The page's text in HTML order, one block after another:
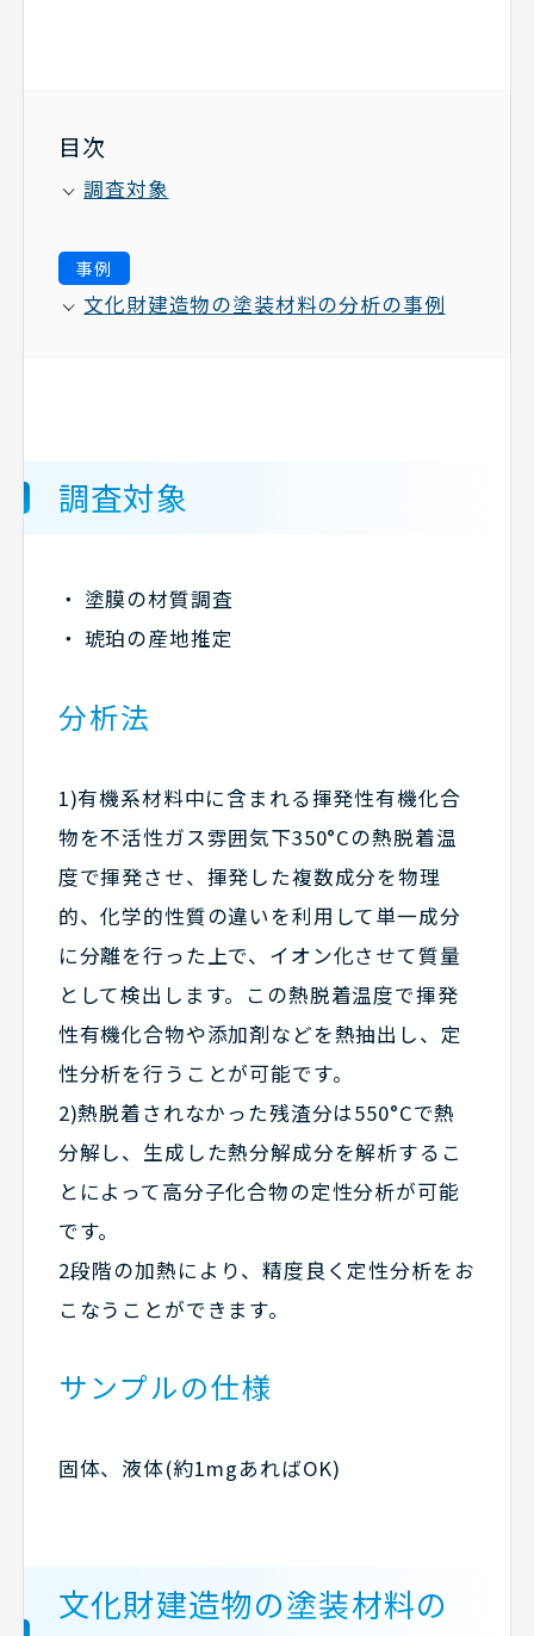
目次
調査対象
事例
文化財建造物の塗装材料の分析の事例
調査対象
塗膜の材質調査
琥珀の産地推定
分析法
1)有機系材料中に含まれる揮発性有機化合
物を不活性ガス雰囲気下350°Cの熱脱着温
度で揮発させ、揮発した複数成分を物理
的、化学的性質の違いを利用して単一成分
に分離を行った上で、イオン化させて質量
として検出します。この熱脱着温度で揮発
性有機化合物や添加剤などを熱抽出し、定
性分析を行うことが可能です。
2)熱脱着されなかった残渣分は550°Cで熱
分解し、生成した熱分解成分を解析するこ
とによって高分子化合物の定性分析が可能
です。
2段階の加熱により、精度良く定性分析をお
こなうことができます。
サンプルの仕様
固体、液体(約1mgあればOK)
文化財建造物の塗装材料の